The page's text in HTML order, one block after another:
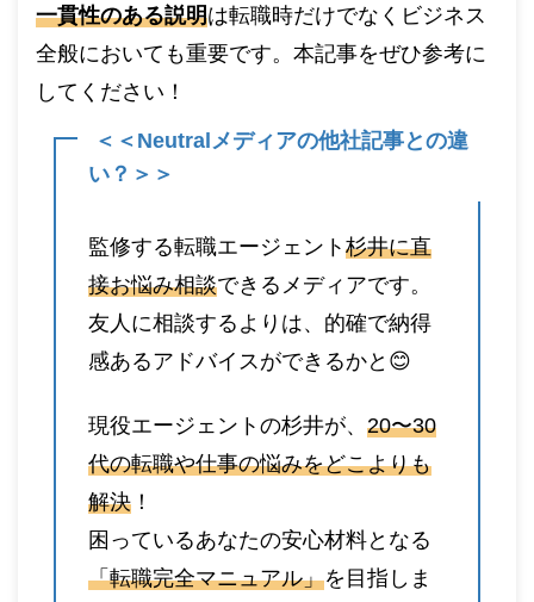
一貫性のある説明は転職時だけでなくビジネス
全般においても重要です。本記事をぜひ参考に
してください！
＜＜Neutralメディアの他社記事との違
い？＞＞
監修する転職エージェント 杉井に直
接お悩み相談できるメディアです。
友人に相談するよりは、的確で納得
感あるアドバイスができるかと😊
現役エージェントの杉井が、 20〜30
代の転職や仕事の悩みをどこよりも
解決 ！
困っているあなたの安心材料となる
「転職完全マニュアル」を目指しま